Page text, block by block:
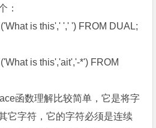
：
is this',' ',' ') FROM DUAL;
is this','ait','-*') FROM
函数理解比较简单，它是将字
它字符，它的字符必须是连续